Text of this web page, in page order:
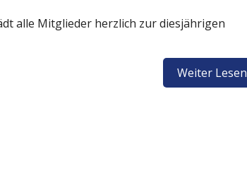
alle Mitglieder herzlich zur diesjährigen
Weiter Lesen